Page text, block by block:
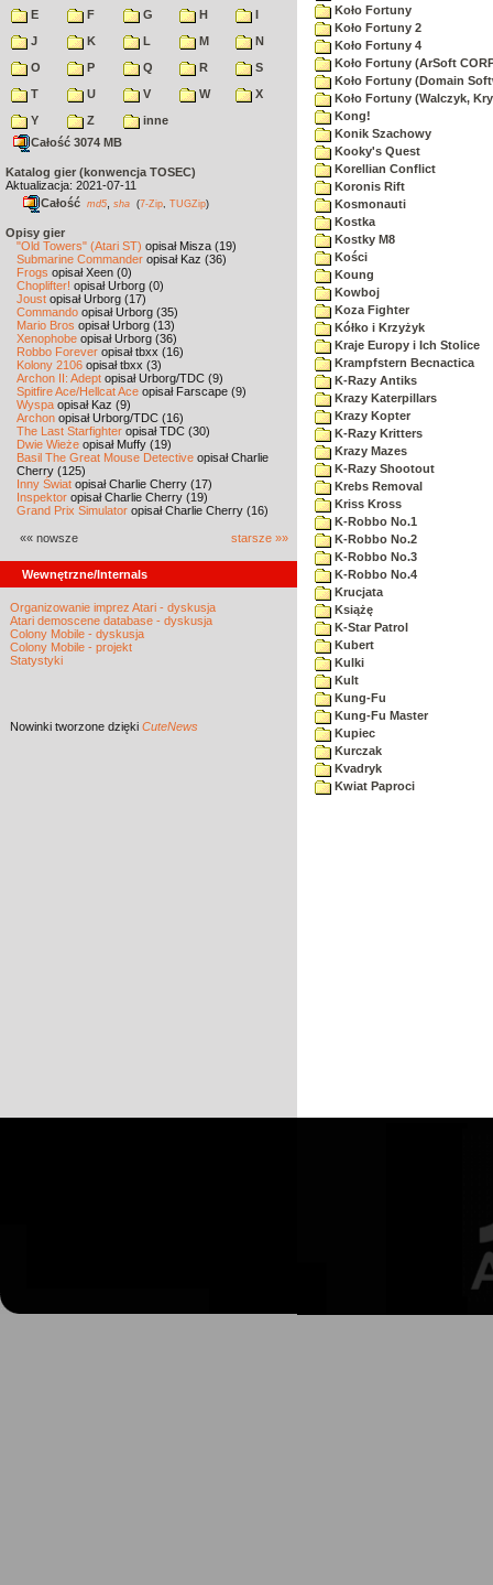
E
F G H
I
J
K L M
N
O
P Q R
S
T
U V W
X
Y
Z
inne
Całość 3074 MB
Katalog gier (konwencja TOSEC)
Aktualizacja: 2021-07-11
Całość md5 sha (7-Zip TUGZip)
Opisy gier
"Old Towers" (Atari ST) opisał Misza (19)
Submarine Commander opisał Kaz (36)
Frogs opisał Xeen (0)
Choplifter! opisał Urborg (0)
Joust opisał Urborg (17)
Commando opisał Urborg (35)
Mario Bros opisał Urborg (13)
Xenophobe opisał Urborg (36)
Robbo Forever opisał tbxx (16)
Kolony 2106 opisał tbxx (3)
Archon II: Adept opisał Urborg/TDC (9)
Spitfire Ace/Hellcat Ace opisał Farscape (9)
Wyspa opisał Kaz (9)
Archon opisał Urborg/TDC (16)
The Last Starfighter opisał TDC (30)
Dwie Wieże opisał Muffy (19)
Basil The Great Mouse Detective opisał Charlie
Cherry (125)
Inny Świat opisał Charlie Cherry (17)
Inspektor opisał Charlie Cherry (19)
Grand Prix Simulator opisał Charlie Cherry (16)
«« nowsze starsze »»
Wewnętrzne/Internals
Organizowanie imprez Atari - dyskusja
Atari demoscene database - dyskusja
Colony Mobile - dyskusja
Colony Mobile - projekt
Statystyki
Nowinki tworzone dzięki CuteNews
Koło Fortuny
Koło Fortuny 2
Koło Fortuny 4
Koło Fortuny (ArSoft
Koło Fortuny (Domain
Koło Fortuny (Walczyk,
Kong!
Konik Szachowy
Kooky's Quest
Korellian Conflict
Koronis Rift
Kosmonauti
Kostka
Kostky M8
Kości
Koung
Kowboj
Koza Fighter
Kółko i Krzyżyk
Kraje Europy i Ich Stolice
Krampfstern Becnactica
K-Razy Antiks
Krazy Katerpillars
Krazy Kopter
K-Razy Kritters
Krazy Mazes
K-Razy Shootout
Krebs Removal
Kriss Kross
K-Robbo No.1
K-Robbo No.2
K-Robbo No.3
K-Robbo No.4
Krucjata
Książę
K-Star Patrol
Kubert
Kulki
Kult
Kung-Fu
Kung-Fu Master
Kupiec
Kurczak
Kvadryk
Kwiat Paproci